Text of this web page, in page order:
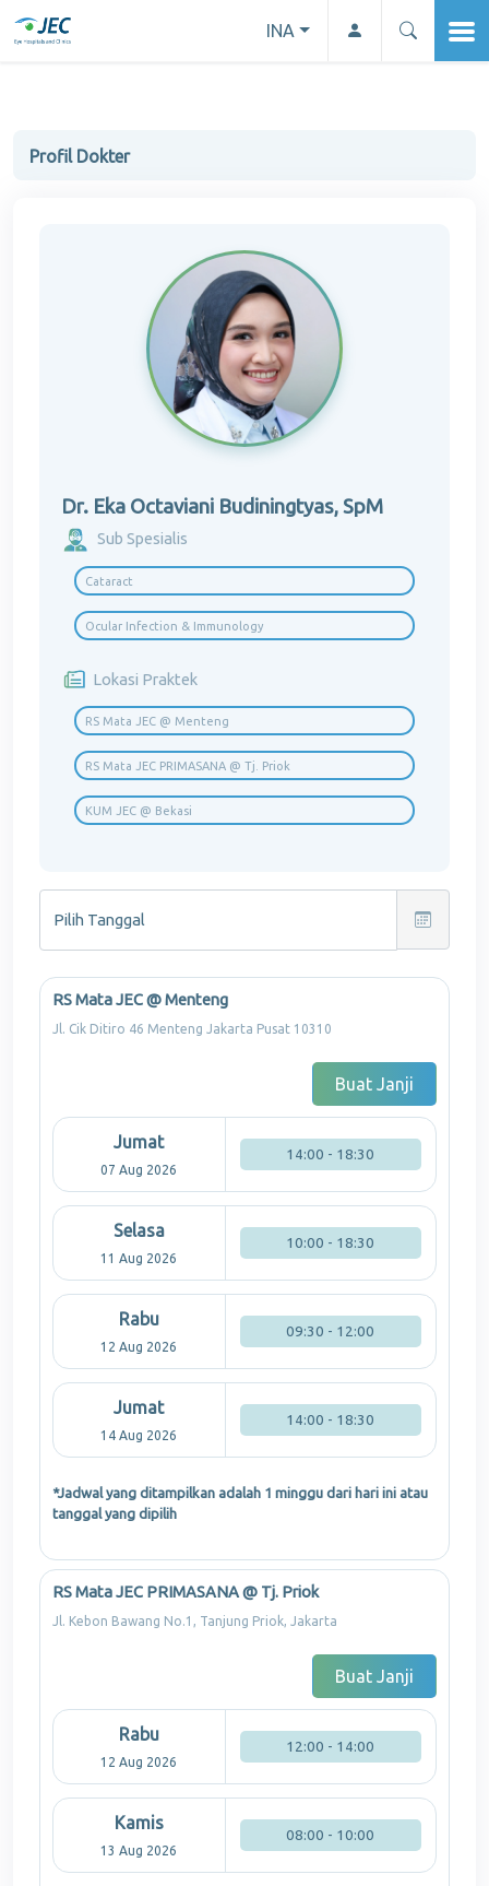
INA
Profil Dokter
Dr. Eka Octaviani Budiningtyas, SpM
Sub Spesialis
Cataract
Ocular Infection & Immunology
Lokasi Praktek
RS Mata JEC @ Menteng
RS Mata JEC PRIMASANA @ Tj. Priok
KUM JEC @ Bekasi
Pilih Tanggal
RS Mata JEC @ Menteng
Jl. Cik Ditiro 46 Menteng Jakarta Pusat 10310
Buat Janji
Jumat
07 Aug 2026
14:00 - 18:30
Selasa
11 Aug 2026
10:00 - 18:30
Rabu
12 Aug 2026
09:30 - 12:00
Jumat
14 Aug 2026
14:00 - 18:30
*Jadwal yang ditampilkan adalah 1 minggu dari hari ini atau
tanggal yang dipilih
RS Mata JEC PRIMASANA @ Tj. Priok
Jl. Kebon Bawang No.1, Tanjung Priok, Jakarta
Buat Janji
Rabu
12 Aug 2026
12:00 - 14:00
Kamis
13 Aug 2026
08:00 - 10:00